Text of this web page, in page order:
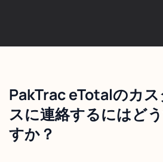
PakTrac eTotalのカ
スに連絡するにはど
すか？